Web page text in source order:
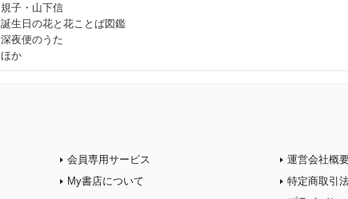
規子・山下信
誕生日の花と花ことば図鑑
深夜便のうた
ほか
会員専用サービス
My書店について
運営会社概
特定商取引